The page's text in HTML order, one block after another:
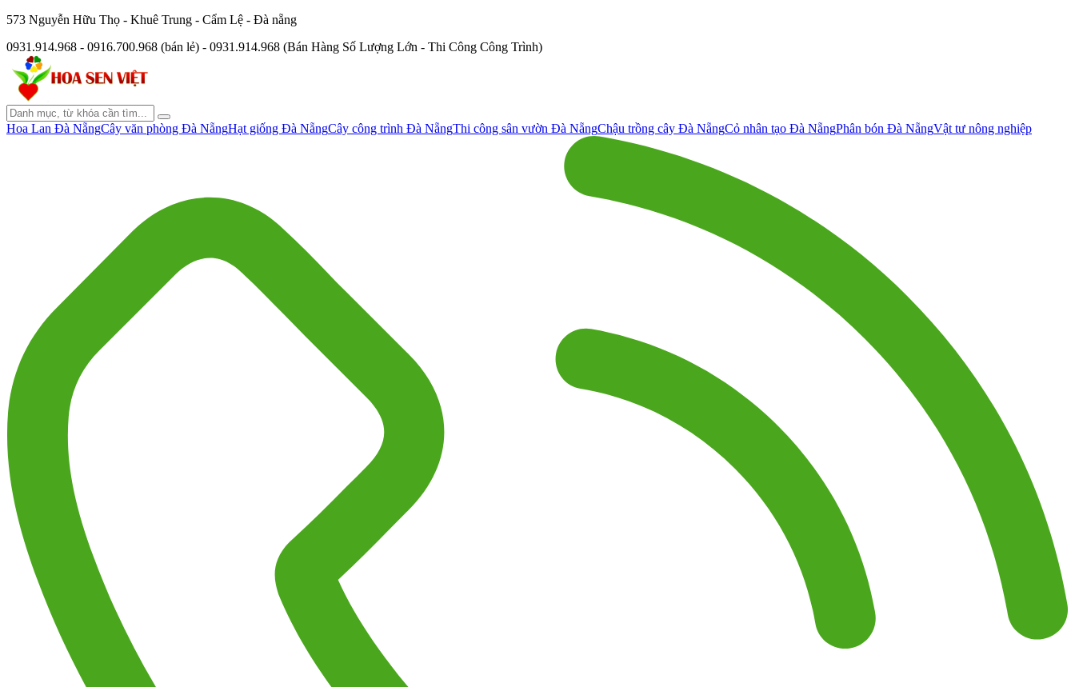
573 Nguyễn Hữu Thọ - Khuê Trung - Cẩm Lệ - Đà nẵng
0931.914.968 - 0916.700.968 (bán lẻ) - 0931.914.968 (Bán Hàng Số Lượng Lớn - Thi Công Công Trình)
Hoa Lan Đà NẵngCây văn phòng Đà NẵngHạt giống Đà NẵngCây công trình Đà NẵngThi công sân vườn Đà NẵngChậu trồng cây Đà NẵngCỏ nhân tạo Đà NẵngPhân bón Đà NẵngVật tư nông nghiệp